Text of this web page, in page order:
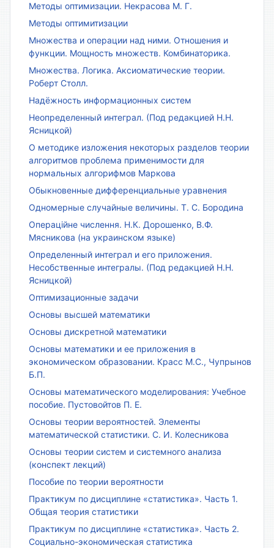
Методы оптимизации. Некрасова М. Г.
Методы оптимитизации
Множества и операции над ними. Отношения и
функции. Мощность множеств. Комбинаторика.
Множества. Логика. Аксиоматические теории.
Роберт Столл.
Надёжность информационных систем
Неопределенный интеграл. (Под редакцией Н.Н.
Ясницкой)
О методике изложения некоторых разделов теории
алгоритмов проблема применимости для
нормальных алгорифмов Маркова
Обыкновенные дифференциальные уравнения
Одномерные случайные величины. Т. С. Бородина
Операційне числення. Н.К. Дорошенко, В.Ф.
Мясникова (на украинском языке)
Определенный интеграл и его приложения.
Несобственные интегралы. (Под редакцией Н.Н.
Ясницкой)
Оптимизационные задачи
Основы высшей математики
Основы дискретной математики
Основы математики и ее приложения в
экономическом образовании. Красс М.С., Чупрынов
Б.П.
Основы математического моделирования: Учебное
пособие. Пустовойтов П. Е.
Основы теории вероятностей. Элементы
математической статистики. С. И. Колесникова
Основы теории систем и системного анализа
(конспект лекций)
Пособие по теории вероятности
Практикум по дисциплине «статистика». Часть 1.
Общая теория статистики
Практикум по дисциплине «статистика». Часть 2.
Социально-экономическая статистика